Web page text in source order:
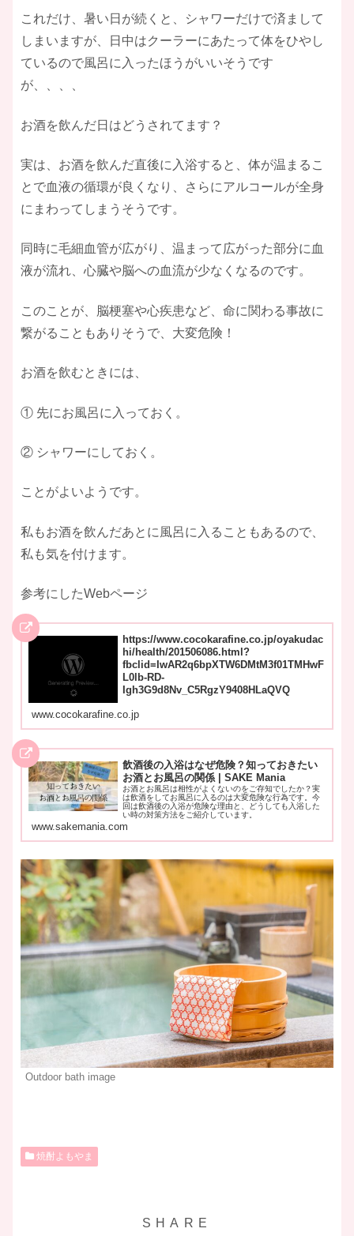
これだけ、暑い日が続くと、シャワーだけで済まして
しまいますが、日中はクーラーにあたって体をひやし
ているので風呂に入ったほうがいいそうです
が、、、、
お酒を飲んだ日はどうされてます？
実は、お酒を飲んだ直後に入浴すると、体が温まるこ
とで血液の循環が良くなり、さらにアルコールが全身
にまわってしまうそうです。
同時に毛細血管が広がり、温まって広がった部分に血
液が流れ、心臓や脳への血流が少なくなるのです。
このことが、脳梗塞や心疾患など、命に関わる事故に
繋がることもありそうで、大変危険！
お酒を飲むときには、
① 先にお風呂に入っておく。
② シャワーにしておく。
ことがよいようです。
私もお酒を飲んだあとに風呂に入ることもあるので、
私も気を付けます。
参考にしたWebページ
https://www.cocokarafine.co.jp/oyakudac
hi/health/201506086.html?
fbclid=IwAR2q6bpXTW6DMtM3f01TMHwF
L0lb-RD-
Igh3G9d8Nv_C5RgzY9408HLaQVQ
www.cocokarafine.co.jp
飲酒後の入浴はなぜ危険？知っておきたい
お酒とお風呂の関係 | SAKE Mania
お酒とお風呂は相性がよくないのをご存知でしたか？実
は飲酒をしてお風呂に入るのは大変危険な行為です。今
回は飲酒後の入浴が危険な理由と、どうしても入浴した
い時の対策方法をご紹介しています。
www.sakemania.com
Outdoor bath image
焼酎よもやま